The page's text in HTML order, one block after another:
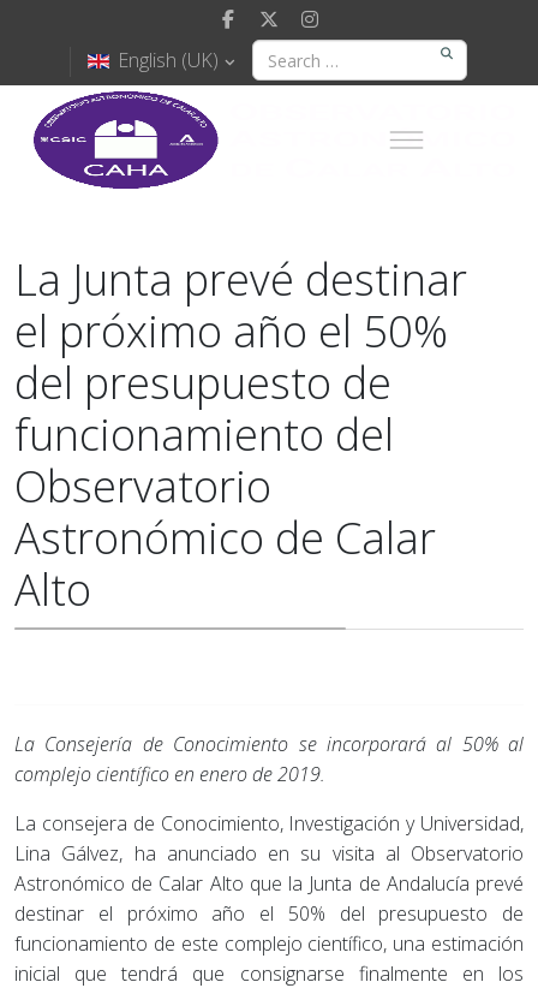
English (UK)
La Junta prevé destinar
el próximo año el 50%
del presupuesto de
funcionamiento del
Observatorio
Astronómico de Calar
Alto
La Consejería de Conocimiento se incorporará al 50% al
complejo científico en enero de 2019.
La consejera de Conocimiento, Investigación y Universidad,
Lina Gálvez, ha anunciado en su visita al Observatorio
Astronómico de Calar Alto que la Junta de Andalucía prevé
destinar el próximo año el 50% del presupuesto de
funcionamiento de este complejo científico, una estimación
inicial que tendrá que consignarse finalmente en los